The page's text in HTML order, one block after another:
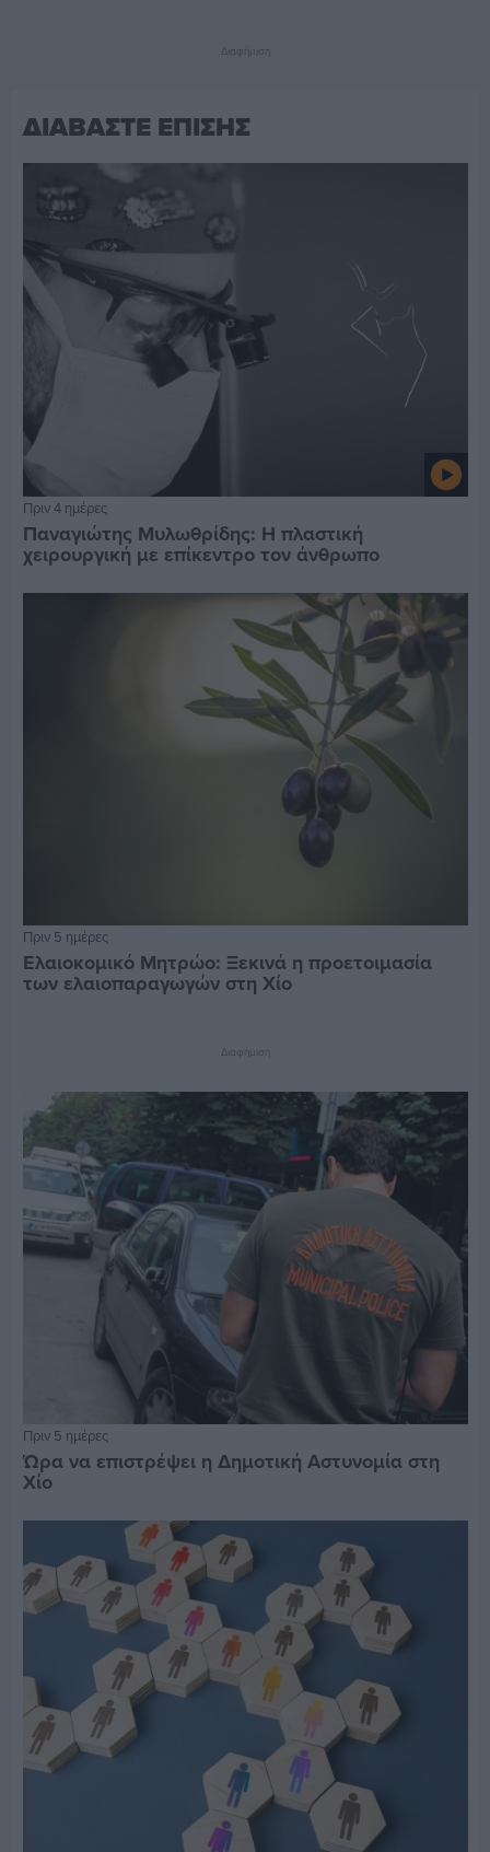
Διαφήμιση
ΔΙΑΒΑΣΤΕ ΕΠΙΣΗΣ
Πριν 4 ημέρες
Παναγιώτης Μυλωθρίδης: Η πλαστική
χειρουργική με επίκεντρο τον άνθρωπο
Πριν 5 ημέρες
Ελαιοκομικό Μητρώο: Ξεκινά η προετοιμασία
των ελαιοπαραγωγών στη Χίο
Διαφήμιση
Πριν 5 ημέρες
Ώρα να επιστρέψει η Δημοτική Αστυνομία στη
Χίο